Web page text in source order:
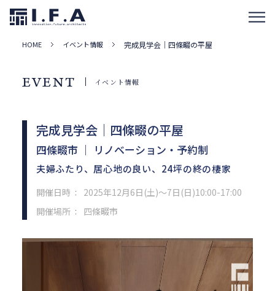
HOME イベント情報 完成見学会｜四條畷の平屋
EVENT イベント情報
完成見学会｜四條畷の平屋
四條畷市 ｜ リノベーション・予約制
夫婦ふたり、居心地の良い、24坪の終の棲家
開催日時 ：
2025年12月6日(土)～7日(日)10:00-17:00
開催場所 ： 四條畷市